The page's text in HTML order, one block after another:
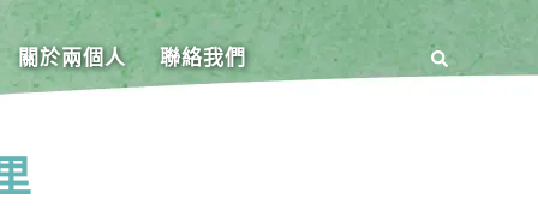
關於兩個人 聯絡我們